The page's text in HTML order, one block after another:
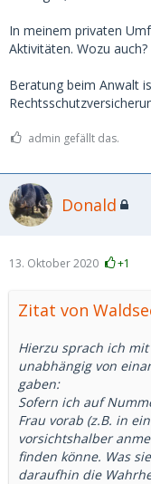
In meinem privaten
Aktivitäten. Wozu
Beratung beim Anwalt
admin gefällt das.
Donald
13. Oktober 2020 +1
Zitat von
Hierzu sprach ich
unabhängig von
gaben:
Sofern ich auf
Frau vorab (z.B. in
vorsichtshalber
finden könne. Was
daraufhin die